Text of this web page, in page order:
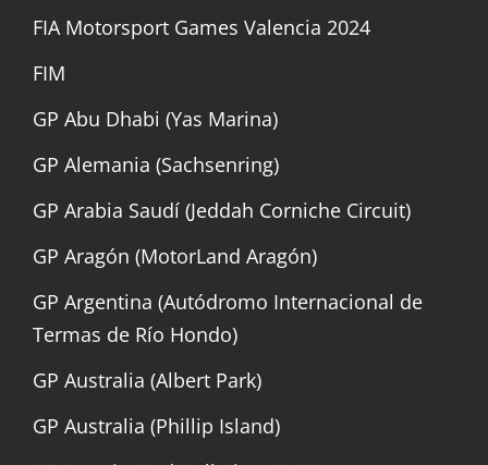
FIA Motorsport Games Valencia 2024
FIM
GP Abu Dhabi (Yas Marina)
GP Alemania (Sachsenring)
GP Arabia Saudí (Jeddah Corniche Circuit)
GP Aragón (MotorLand Aragón)
GP Argentina (Autódromo Internacional de
Termas de Río Hondo)
GP Australia (Albert Park)
GP Australia (Phillip Island)